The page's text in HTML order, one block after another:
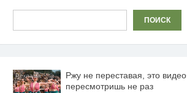
ПОИСК
Ржу не переставая, это видео
пересмотришь не раз